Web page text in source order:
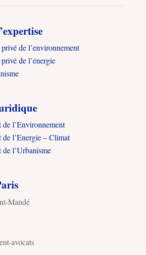
de l’environnement
de l’énergie
l’Environnement
l’Energie – Climat
l’Urbanisme
Mandé
avocats